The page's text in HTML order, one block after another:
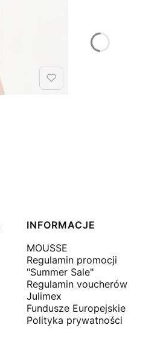
INFORMACJE
MOUSSE
Regulamin promocji
"Summer Sale"
Regulamin voucherów
Julimex
Fundusze Europejskie
Polityka prywatności